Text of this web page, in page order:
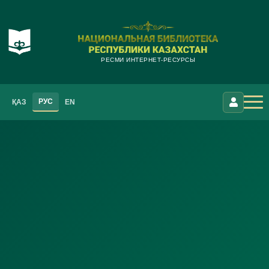
РЕСМИ ИНТЕРНЕТ-РЕСУРСЫ
ҚАЗ РУС EN